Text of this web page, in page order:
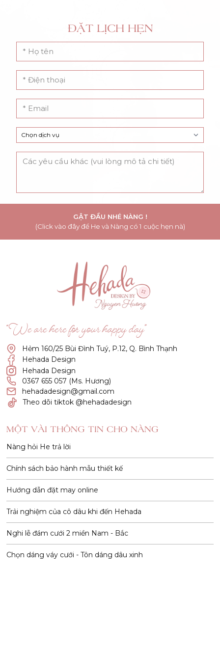
ĐẶT LỊCH HẸN
GẬT ĐẦU NHÉ NÀNG !
(Click vào đây để He và Nàng có 1 cuộc hẹn nà)
“We are here for your happy day”
Hẻm 160/25 Bùi Đình Tuý, P.12, Q. Bình Thạnh
Hehada Design
Hehada Design
0367 655 057 (Ms. Hương)
hehadadesign@gmail.com
Theo dõi tiktok @hehadadesign
MỘT VÀI THÔNG TIN CHO NÀNG
Nàng hỏi He trả lời
Chính sách bảo hành mẫu thiết kế
Hướng dẫn đặt may online
Trải nghiệm của cô dâu khi đến Hehada
Nghi lễ đám cưới 2 miền Nam - Bắc
Chọn dáng váy cưới - Tôn dáng dâu xinh